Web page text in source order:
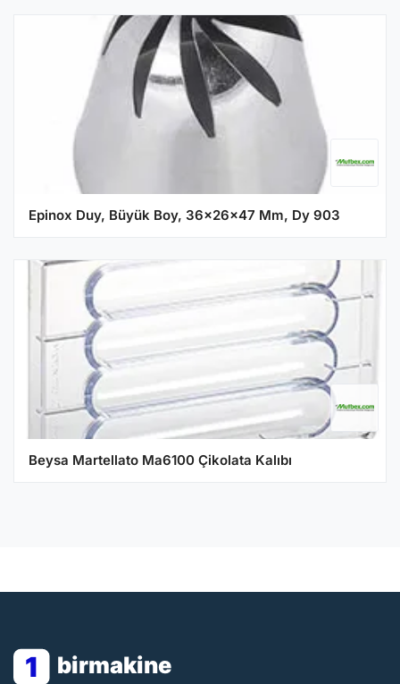
Epinox Duy, Büyük Boy, 36x26x47 Mm, Dy 903
Beysa Martellato Ma6100 Çikolata Kalıbı
1 birmakine